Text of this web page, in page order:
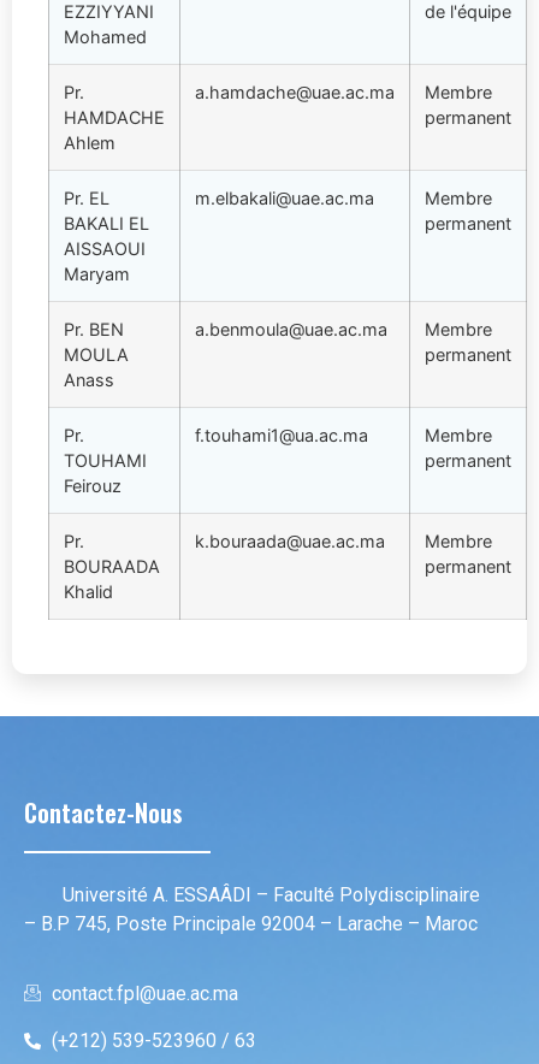
EZZIYYANI
Mohamed
de l'équipe
Pr.
HAMDACHE
Ahlem
a.hamdache@uae.ac.ma
Membre
permanent
Pr. EL
BAKALI EL
AISSAOUI
Maryam
m.elbakali@uae.ac.ma
Membre
permanent
Pr. BEN
MOULA
Anass
a.benmoula@uae.ac.ma
Membre
permanent
Pr.
TOUHAMI
Feirouz
f.touhami1@ua.ac.ma
Membre
permanent
Pr.
BOURAADA
Khalid
k.bouraada@uae.ac.ma
Membre
permanent
Contactez-Nous
Université A. ESSAÂDI – Faculté Polydisciplinaire
– B.P 745, Poste Principale 92004 – Larache – Maroc
contact.fpl@uae.ac.ma
(+212) 539-523960 / 63